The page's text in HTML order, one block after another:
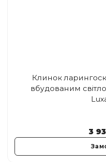
Клинок
вбудованим
3